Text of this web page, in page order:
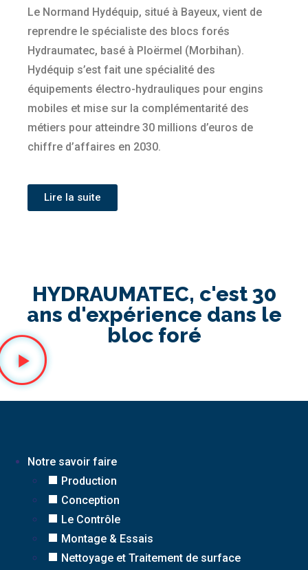
Le Normand Hydéquip, situé à Bayeux, vient de
reprendre le spécialiste des blocs forés
Hydraumatec, basé à Ploërmel (Morbihan).
Hydéquip s’est fait une spécialité des
équipements électro-hydrauliques pour engins
mobiles et mise sur la complémentarité des
métiers pour atteindre 30 millions d’euros de
chiffre d’affaires en 2030.
Lire la suite
HYDRAUMATEC, c'est 30
ans d'expérience dans le
bloc foré
Notre savoir faire
Production
Conception
Le Contrôle
Montage & Essais
Nettoyage et Traitement de surface